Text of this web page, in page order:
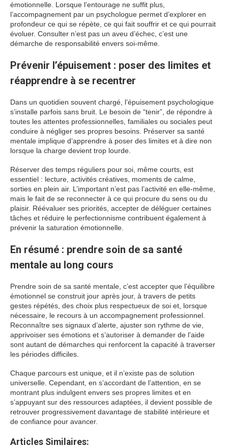
émotionnelle. Lorsque l’entourage ne suffit plus,
l’accompagnement par un psychologue permet d’explorer en
profondeur ce qui se répète, ce qui fait souffrir et ce qui pourrait
évoluer. Consulter n’est pas un aveu d’échec, c’est une
démarche de responsabilité envers soi-même.
Prévenir l’épuisement : poser des limites et
réapprendre à se recentrer
Dans un quotidien souvent chargé, l’épuisement psychologique
s’installe parfois sans bruit. Le besoin de “tenir”, de répondre à
toutes les attentes professionnelles, familiales ou sociales peut
conduire à négliger ses propres besoins. Préserver sa santé
mentale implique d’apprendre à poser des limites et à dire non
lorsque la charge devient trop lourde.
Réserver des temps réguliers pour soi, même courts, est
essentiel : lecture, activités créatives, moments de calme,
sorties en plein air. L’important n’est pas l’activité en elle-même,
mais le fait de se reconnecter à ce qui procure du sens ou du
plaisir. Réévaluer ses priorités, accepter de déléguer certaines
tâches et réduire le perfectionnisme contribuent également à
prévenir la saturation émotionnelle.
En résumé : prendre soin de sa santé
mentale au long cours
Prendre soin de sa santé mentale, c’est accepter que l’équilibre
émotionnel se construit jour après jour, à travers de petits
gestes répétés, des choix plus respectueux de soi et, lorsque
nécessaire, le recours à un accompagnement professionnel.
Reconnaître ses signaux d’alerte, ajuster son rythme de vie,
apprivoiser ses émotions et s’autoriser à demander de l’aide
sont autant de démarches qui renforcent la capacité à traverser
les périodes difficiles.
Chaque parcours est unique, et il n’existe pas de solution
universelle. Cependant, en s’accordant de l’attention, en se
montrant plus indulgent envers ses propres limites et en
s’appuyant sur des ressources adaptées, il devient possible de
retrouver progressivement davantage de stabilité intérieure et
de confiance pour avancer.
Articles Similaires: